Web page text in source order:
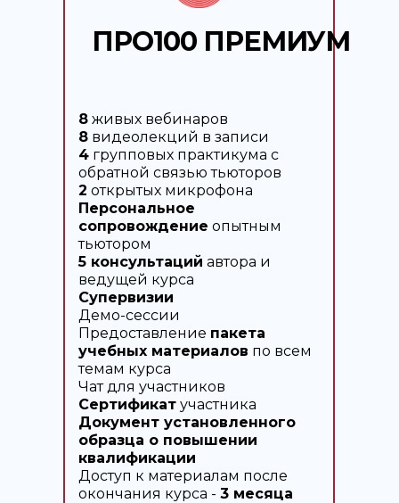
ПРО100 ПРЕМИУМ
8 живых вебинаров
8 видеолекций в записи
4 групповых практикума с
обратной связью тьюторов
2 открытых микрофона
Персональное
сопровождение опытным
тьютором
5 консультаций автора и
ведущей курса
Супервизии
Демо-сессии
Предоставление пакета
учебных материалов по всем
темам курса
Чат для участников
Сертификат участника
Документ установленного
образца о повышении
квалификации
Доступ к материалам после
окончания курса - 3 месяца